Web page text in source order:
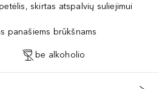
skirtas atspalvių suliejimui
panašiems brūkšnams
be alkoholio